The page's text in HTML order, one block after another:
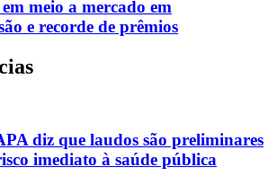
meio a mercado em
e recorde de prêmios
diz que laudos são preliminares
imediato à saúde pública